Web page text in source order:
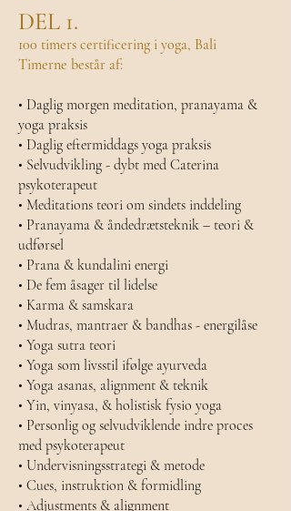
DEL 1.
100 timers certificering i yoga, Bali
Timerne består af:
• Daglig morgen meditation, pranayama &
yoga praksis
• Daglig eftermiddags yoga praksis
• Selvudvikling - dybt med Caterina
psykoterapeut
• Meditations teori om sindets inddeling
• Pranayama & åndedrætsteknik – teori &
udførsel
• Prana & kundalini energi
• De fem åsager til lidelse
• Karma & samskara
• Mudras, mantraer & bandhas - energilåse
• Yoga sutra teori
• Yoga som livsstil ifølge ayurveda
• Yoga asanas, alignment & teknik
• Yin, vinyasa, & holistisk fysio yoga
• Personlig og selvudviklende indre proces
med psykoterapeut
• Undervisningsstrategi & metode
• Cues, instruktion & formidling
• Adjustments & alignment